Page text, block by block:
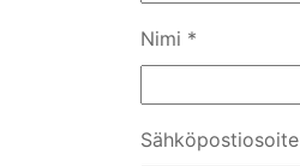
Nimi *
Sähköpostiosoite